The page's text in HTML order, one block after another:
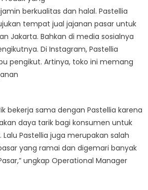
berkualitas dan halal. Pastellia
tempat jual jajanan pasar untuk
Jakarta. Bahkan di media sosialnya
Di Instagram, Pastellia
pengikut. Artinya, toko ini memang
bekerja sama dengan Pastellia karena
daya tarik bagi konsumen untuk
Pastellia juga merupakan salah
yang ramai dan digemari banyak
ungkap Operational Manager